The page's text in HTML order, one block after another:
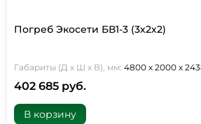
Погреб Экосети БВ1-3 (3х2х2)
Габариты (Д х Ш х В), мм: 4800 х 2000 х
402 685 руб.
В корзину